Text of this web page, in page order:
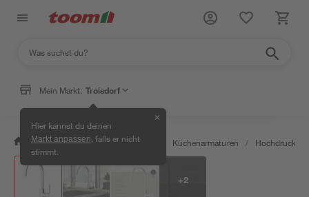
Mein Markt: Troisdorf
Hier kannst du deinen
Markt anpassen , falls er nicht
stimmt.
✕
/ Wohnen & Haushalt / Küche Küchenarmaturen /
+2